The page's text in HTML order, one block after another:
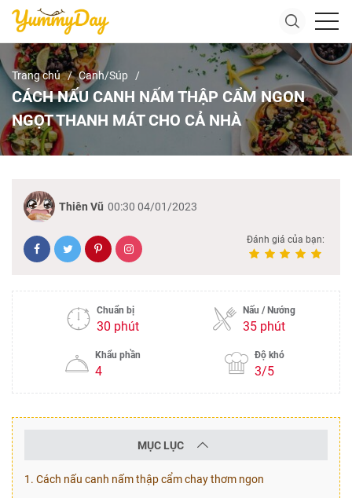
Trang chủ Canh/Súp
CÁCH NẤU CANH NẤM THẬP CẨM NGON
NGỌT THANH MÁT CHO CẢ NHÀ
Thiên Vũ 00:30 04/01/2023
Đánh giá của bạn:
Chuẩn bị
30 phút
Nấu / Nướng
35 phút
Khẩu phần
4
Độ khó
3/5
MỤC LỤC
1. Cách nấu canh nấm thập cẩm chay thơm ngon